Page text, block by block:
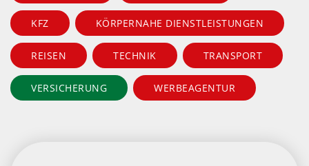
KFZ KÖRPERNAHE DIENSTLEISTUNGEN
REISEN TECHNIK TRANSPORT
VERSICHERUNG WERBEAGENTUR